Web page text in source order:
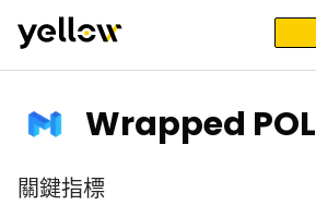
Wrapped POL
關鍵指標